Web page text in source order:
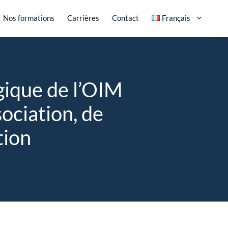
Nos formations Carrières Contact Français
de l’OIM
de